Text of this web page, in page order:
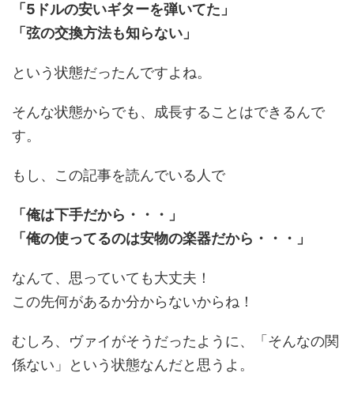
「5ドルの安いギターを弾いてた」
「弦の交換方法も知らない」
という状態だったんですよね。
そんな状態からでも、成長することはできるんで
す。
もし、この記事を読んでいる人で
「俺は下手だから・・・」
「俺の使ってるのは安物の楽器だから・・・」
なんて、思っていても大丈夫！
この先何があるか分からないからね！
むしろ、ヴァイがそうだったように、「そんなの関
係ない」という状態なんだと思うよ。